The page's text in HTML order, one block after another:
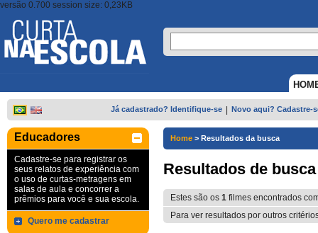
versão 0.700 session size: 0,23KB
Já cadastrado? Identifique-se Novo aqui? Cadastre-
Educadores
Cadastre-se para registrar os
seus relatos de experiência com
o uso de curtas-metragens em
salas de aula e concorrer a
prêmios para você e sua escola.
Quero me cadastrar
Home > Resultados da busca
Resultados de busca
Estes são os 1 filmes encontrados
Para ver resultados por outros